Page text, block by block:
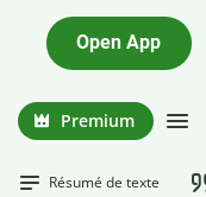
Open App
Premium
Résumé de texte